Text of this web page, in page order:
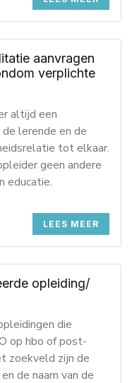
aanvragen
verplichte
altijd een
lerende en de
tot elkaar.
geen andere
educatie.
LEES MEER
opleiding/
die
op hbo of post-
zoekveld zijn de
de naam van de